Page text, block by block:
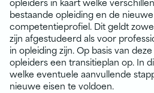
bestaande opleiding en de
competentieprofiel. Dit geldt
zijn afgestudeerd als voor
in opleiding zijn. Op basis van
opleiders een transitieplan op. In
welke eventuele aanvullende
nieuwe eisen te voldoen.